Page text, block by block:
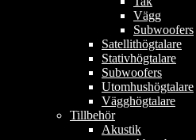
Vägg
Subwoofers
Satellithögtalare
Stativhögtalare
Subwoofers
Utomhushögtalare
Vägghögtalare
Tillbehör
Akustik